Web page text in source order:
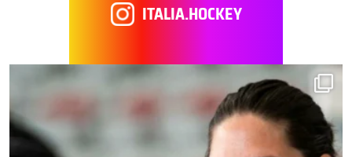
ITALIA.HOCKEY